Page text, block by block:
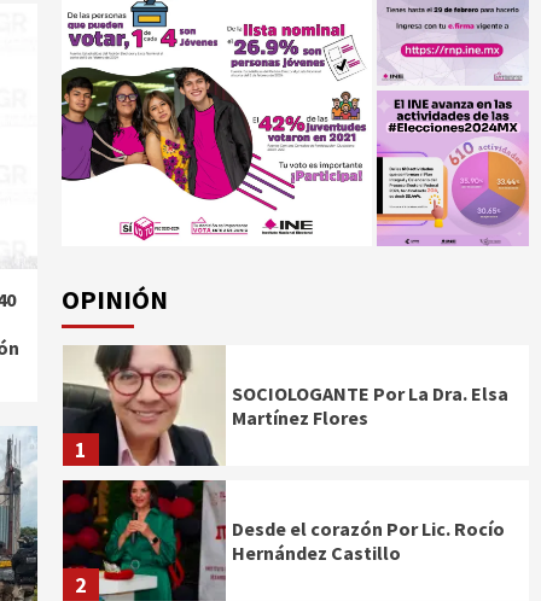
OPINIÓN
1
SOCIOLOGANTE Por La Dra. Elsa
Martínez Flores
2
Desde el corazón Por Lic. Rocío
Hernández Castillo